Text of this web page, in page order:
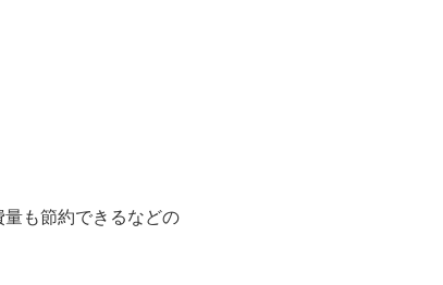
も節約できるなどの